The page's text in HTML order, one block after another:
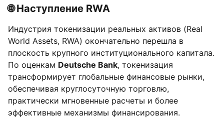
🌐 Наступление RWA
Индустрия токенизации реальных активов (Real
World Assets, RWA) окончательно перешла в
плоскость крупного институционального капитала.
По оценкам Deutsche Bank, токенизация
трансформирует глобальные финансовые рынки,
обеспечивая круглосуточную торговлю,
практически мгновенные расчеты и более
эффективные механизмы финансирования.